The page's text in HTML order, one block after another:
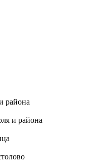
района
и района